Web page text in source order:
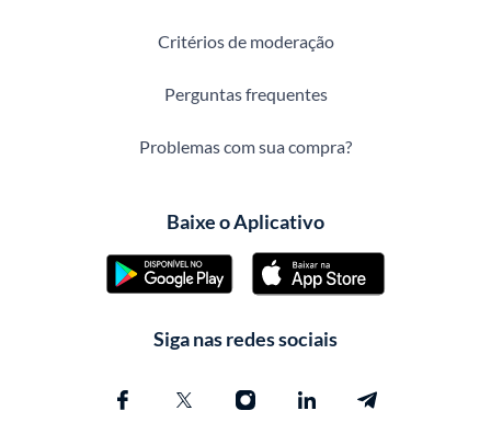
Critérios de moderação
Perguntas frequentes
Problemas com sua compra?
Baixe o Aplicativo
Siga nas redes sociais